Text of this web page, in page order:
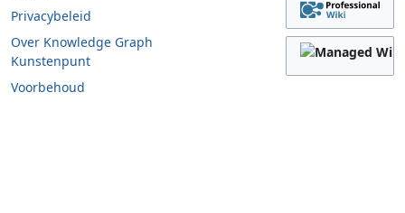
Privacybeleid
Over Knowledge Graph
Kunstenpunt
Voorbehoud